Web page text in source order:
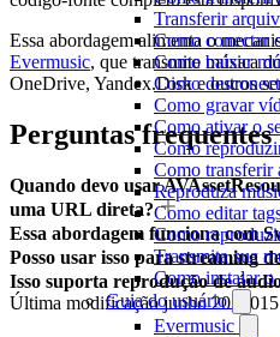
Transferir
Como conectar
Como baixar
Como
Como gravar
Como ativar o
Como
Como transferir
Reproduza
Como editar
Como
Transmita sua
Como instalar
Guia do usuário
Evermusic
Essa abordagem alimenta o
Evermusic, que transmite música
OneDrive, Yandex.Disk e outros
Perguntas frequentes
Quando devo usar
uma URL direta?
Essa abordagem funciona com
Posso usar isso para streaming
Isso suporta reprodução de
Última modificaçãojunho 20, 2015